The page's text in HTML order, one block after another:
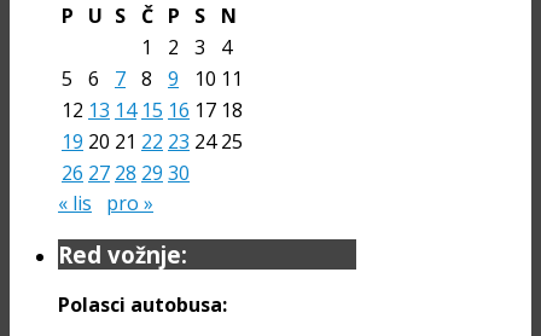
P
U S Č P S
N
1
2 3
4
5
6 7 8 9 10 11
12 13 14 15 16 17 18
19 20 21 22 23 24 25
26 27 28 29 30
« lis
pro »
Red vožnje:
Polasci autobusa: